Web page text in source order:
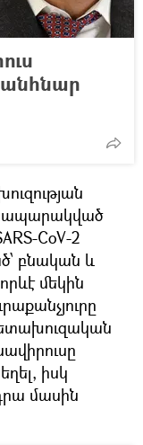
անհնար
CoV-2
բնական և
մեկին
իսկ
մասին